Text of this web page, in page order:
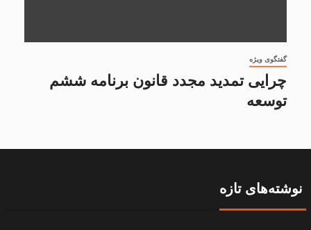
گفتگوی ویژه
چرایی تمدید مجدد قانون برنامه ششم
توسعه
نوشته‌های تازه